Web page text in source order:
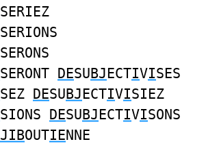
SERIEZ
SERIONS
SERONS
SERONT DESUBJECTIVISES
SEZ DESUBJECTIVISIEZ
SIONS DESUBJECTIVISONS
OUTIENNE